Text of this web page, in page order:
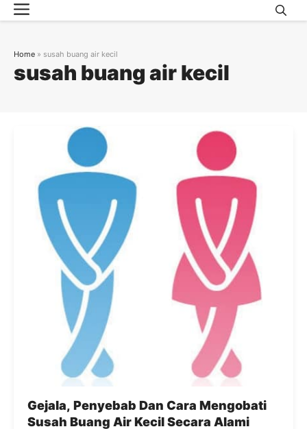
Skip
to
Menu
susah buang air kecil
Home » susah buang air kecil
Gejala, Penyebab Dan Cara Mengobati
Susah Buang Air Kecil Secara Alami